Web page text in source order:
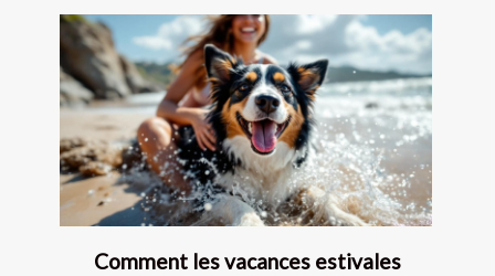
Comment les vacances estivales